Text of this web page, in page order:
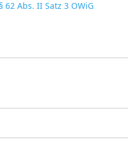
§ 62 Abs. II Satz 3 OWiG